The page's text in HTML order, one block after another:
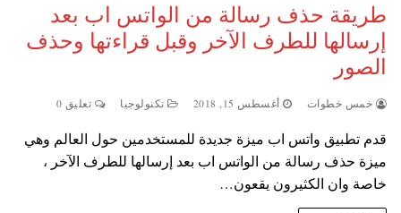
طريقة حذف رسالة من الواتس اب بعد
إرسالها للطرف الآخر وقبل قراءتها وحذف
الصور
خمس خطوات أغسطس 15, 2018 تكنولوجيا تعليق 0
قدم تطبيق واتس اب ميزة جديدة للمستخدمين حول العالم وهي
ميزة حذف رسالة من الواتس اب بعد إرسالها للطرف الآخر ،
خاصة وان الكثيرون يقعون…